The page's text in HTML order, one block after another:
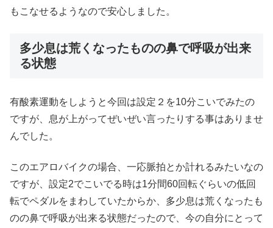
もこなせるようなので安心しました。
多少息は荒くなったものの鼻で呼吸が出来
る状態
有酸素運動をしようと今回は設定２を10分こいでみたの
ですが、息が上がってぜいぜい言ったりする事はありませ
んでした。
このエアロバイクの場合、一応脈拍とか計れるみたいなの
ですが、設定2でこいでる時は1分間60回転ぐらいの低回
転でペダルをまわしていたからか、多少息は荒くなったも
のの鼻で呼吸が出来る状態だったので、今の自分にとって